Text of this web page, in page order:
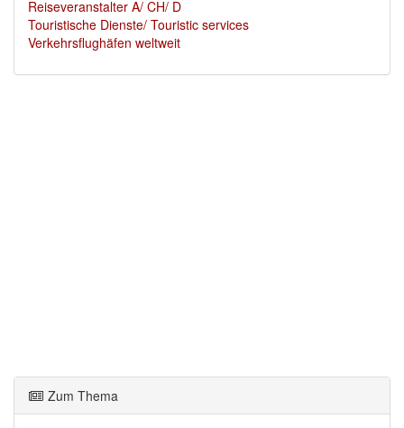
Reiseveranstalter A/ CH/ D
Touristische Dienste/ Touristic services
Verkehrsflughäfen weltweit
Zum Thema